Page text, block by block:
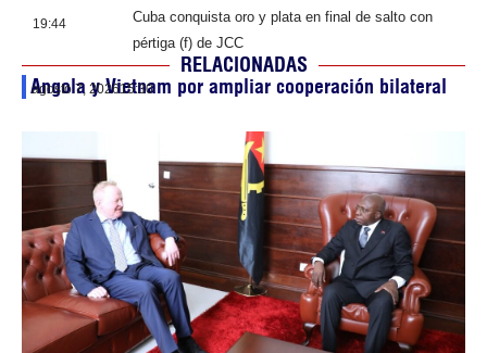
19:44
Cuba conquista oro y plata en final de salto con
pértiga (f) de JCC
RELACIONADAS
Angola y Vietnam por ampliar cooperación bilateral
agosto 7, 202615:30